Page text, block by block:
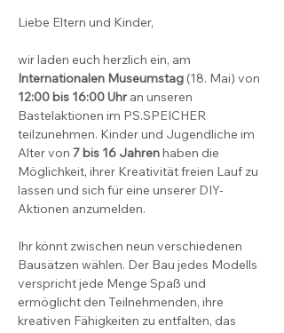
Liebe Eltern und Kinder,
wir laden euch herzlich ein, am
Internationalen Museumstag (18. Mai) von
12:00 bis 16:00 Uhr an unseren
Bastelaktionen im PS.SPEICHER
teilzunehmen. Kinder und Jugendliche im
Alter von 7 bis 16 Jahren haben die
Möglichkeit, ihrer Kreativität freien Lauf zu
lassen und sich für eine unserer DIY-
Aktionen anzumelden.
Ihr könnt zwischen neun verschiedenen
Bausätzen wählen. Der Bau jedes Modells
verspricht jede Menge Spaß und
ermöglicht den Teilnehmenden, ihre
kreativen Fähigkeiten zu entfalten, das